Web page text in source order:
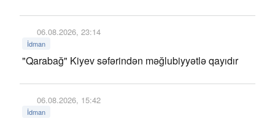
06.08.2026, 23:14
İdman
"Qarabağ" Kiyev səfərindən məğlubiyyətlə qayıdır
06.08.2026, 15:42
İdman